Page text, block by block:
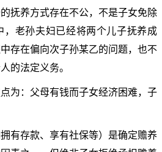
抚养方式存在不公，不是子女免除
，老孙夫妇已经将两个儿子抚养成
存在偏向次子孙某乙的问题，也不
的法定义务。
：父母有钱而子女经济困难，子
存款、享有社保等）是确定赡养